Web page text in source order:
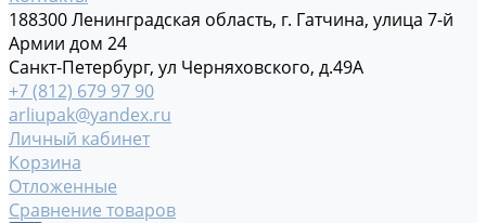
188300 Ленинградская область, г. Гатчина, улица 7-й
Армии дом 24
Санкт-Петербург, ул Черняховского, д.49А
+7 (812) 679 97 90
arliupak@yandex.ru
Личный кабинет
Корзина
Отложенные
Сравнение товаров